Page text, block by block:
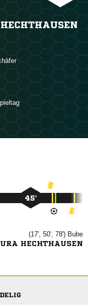
45’
(17', 50', 78') 
HECHTHAUSEN